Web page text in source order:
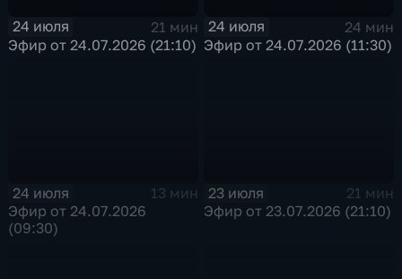
24 июля
21 мин
Эфир от 24.07.2026 (21:10)
24 июля
24 мин
Эфир от 24.07.2026 (11:30)
24 июля
13 мин
Эфир от 24.07.2026
(09:30)
23 июля
21 мин
Эфир от 23.07.2026 (21:10)